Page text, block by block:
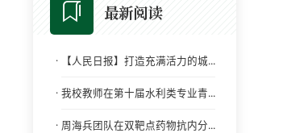
最新阅读
· 【人民日报】打造充满活力的城...
· 我校教师在第十届水利类专业青...
· 周海兵团队在双靶点药物抗内分...